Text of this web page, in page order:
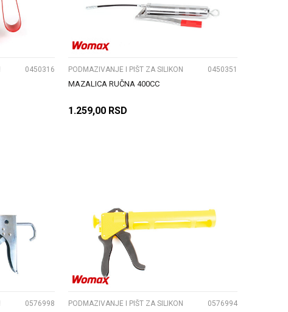
0450316
UPOREDI
PODMAZIVANJE I PIŠT ZA SILIKON 0450351
MAZALICA RUČNA 400CC
1.259,00 RSD
0576998 PODMAZIVANJE I PIŠT ZA SILIKON 0576994